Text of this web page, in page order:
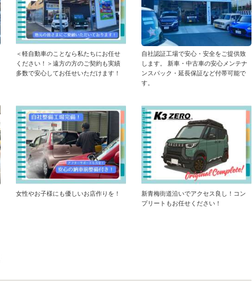
＜軽自動車のことなら私たちにお任せ
ください！＞遠方の方のご契約も実績
多数で安心してお任せいただけます！
自社認証工場で安心・安全をご提供致
します。 新車・中古車の安心メンテナ
ンスパック・延長保証など付帯可能で
す。
女性やお子様にも優しいお店作りを！
新青梅街道沿いでアクセス良し！コン
プリートもお任せください！